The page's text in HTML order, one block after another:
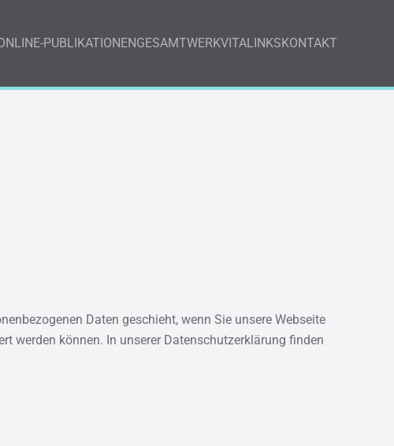
PUBLIKATIONENGESAMTWERKVITALINKSKONTAKT
Daten geschieht, wenn Sie unsere Webseite
werden können. In unserer Datenschutzerklärung finden